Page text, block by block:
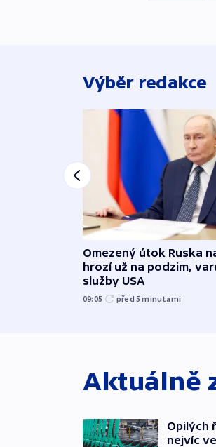
Výběr redakce
Omezený útok Ruska
hrozí už na podzim,
služby USA
09:05 před 5minutami
Aktuálně
Opilých
nejvíc